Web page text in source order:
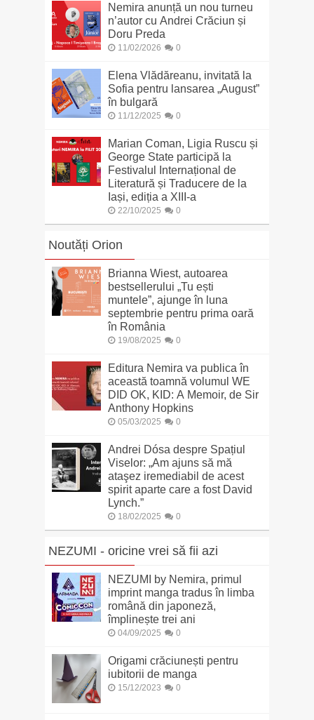
Nemira anunță un nou turneu
n’autor cu Andrei Crăciun și
Doru Preda
11/02/2026 0
Elena Vlădăreanu, invitată la
Sofia pentru lansarea „August”
în bulgară
11/12/2025 0
Marian Coman, Ligia Ruscu și
George State participă la
Festivalul Internațional de
Literatură și Traducere de la
Iași, ediția a XIII-a
22/10/2025 0
Noutăți Orion
Brianna Wiest, autoarea
bestsellerului „Tu ești
muntele”, ajunge în luna
septembrie pentru prima oară
în România
19/08/2025 0
Editura Nemira va publica în
această toamnă volumul WE
DID OK, KID: A Memoir, de Sir
Anthony Hopkins
05/03/2025 0
Andrei Dósa despre Spațiul
Viselor: „Am ajuns să mă
ataşez iremediabil de acest
spirit aparte care a fost David
Lynch.”
18/02/2025 0
NEZUMI - oricine vrei să fii azi
NEZUMI by Nemira, primul
imprint manga tradus în limba
română din japoneză,
împlinește trei ani
04/09/2025 0
Origami crăciunești pentru
iubitorii de manga
15/12/2023 0